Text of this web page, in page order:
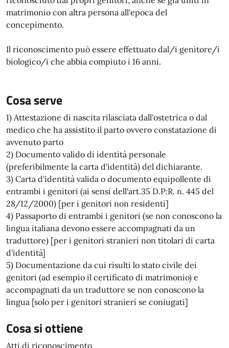
matrimonio con altra persona all'epoca del
concepimento.
Il riconoscimento può essere effettuato dal/i genitore/i
biologico/i che abbia compiuto i 16 anni.
Cosa serve
1) Attestazione di nascita rilasciata dall'ostetrica o dal
medico che ha assistito il parto ovvero constatazione di
avvenuto parto
2) Documento valido di identità personale
(preferibilmente la carta d'identità) del dichiarante.
3) Carta d'identità valida o documento equipollente di
entrambi i genitori (ai sensi dell'art.35 D.P:R. n. 445 del
28/12/2000) [per i genitori non residenti]
4) Passaporto di entrambi i genitori (se non conoscono la
lingua italiana devono essere accompagnati da un
traduttore) [per i genitori stranieri non titolari di carta
d'identità]
5) Documentazione da cui risulti lo stato civile dei
genitori (ad esempio il certificato di matrimonio) e
accompagnati da un traduttore se non conoscono la
lingua [solo per i genitori stranieri se coniugati]
Cosa si ottiene
Atti di riconoscimento